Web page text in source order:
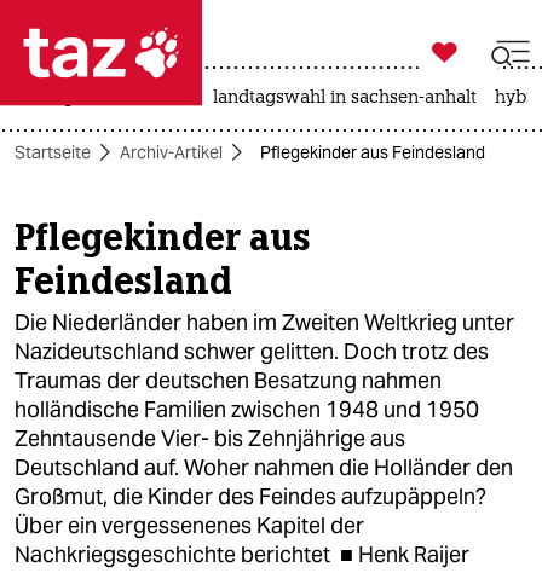
 taz zahl ich
taz zahl ich
themen
politik
öko
gesellschaft
kultur
sport
berlin

taz zahl ich
landtagswahl in sachsen-anhalt
Startseite Archiv-Artikel Pflegekinder aus Feindesland
Pflegekinder aus
Feindesland
Die Niederländer haben im Zweiten Weltkrieg unter
Nazideutschland schwer gelitten. Doch trotz des
Traumas der deutschen Besatzung nahmen
holländische Familien zwischen 1948 und 1950
Zehntausende Vier- bis Zehnjährige aus
Deutschland auf. Woher nahmen die Holländer den
Großmut, die Kinder des Feindes aufzupäppeln?
Über ein vergessenenes Kapitel der
Nachkriegsgeschichte berichtet ■ Henk Raijer